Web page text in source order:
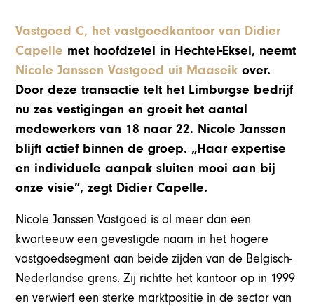
Vastgoed C, het vastgoedkantoor van Didier
Capelle met hoofdzetel in Hechtel-Eksel, neemt
Nicole Janssen Vastgoed uit Maaseik over.
Door deze transactie telt het Limburgse bedrijf
nu zes vestigingen en groeit het aantal
medewerkers van 18 naar 22. Nicole Janssen
blijft actief binnen de groep. „Haar expertise
en individuele aanpak sluiten mooi aan bij
onze visie”, zegt Didier Capelle.
Nicole Janssen Vastgoed is al meer dan een
kwarteeuw een gevestigde naam in het hogere
vastgoedsegment aan beide zijden van de Belgisch-
Nederlandse grens. Zij richtte het kantoor op in 1999
en verwierf een sterke marktpositie in de sector van